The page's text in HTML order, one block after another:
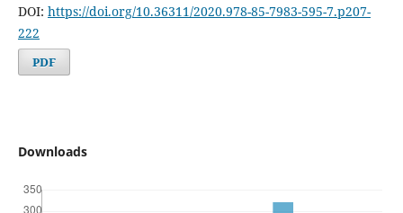
DOI: https://doi.org/10.36311/2020.978-85-7983-595-7.p207-
222
PDF
Downloads